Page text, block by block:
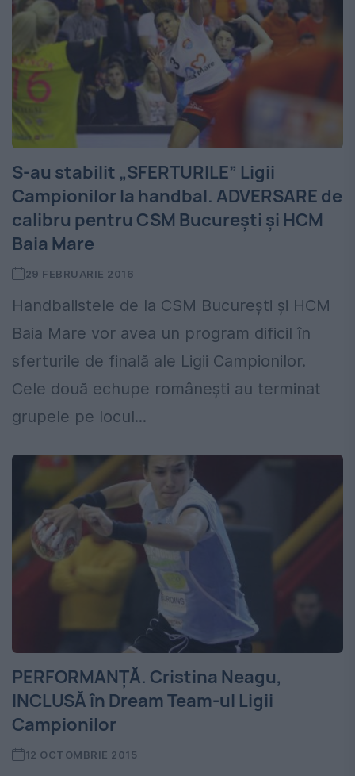
S-au stabilit „SFERTURILE” Ligii
Campionilor la handbal. ADVERSARE de
calibru pentru CSM București și HCM
Baia Mare
29 FEBRUARIE 2016
Handbalistele de la CSM București și HCM
Baia Mare vor avea un program dificil în
sferturile de finală ale Ligii Campionilor.
Cele două echupe românești au terminat
grupele pe locul...
PERFORMANȚĂ. Cristina Neagu,
INCLUSĂ în Dream Team-ul Ligii
Campionilor
12 OCTOMBRIE 2015